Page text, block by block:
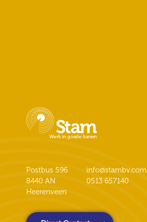
Postbus 596
8440 AN
Heerenveen
info@stambv.com
0513 657140